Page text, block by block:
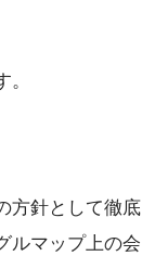
方針として徹底
ルマップ上の会